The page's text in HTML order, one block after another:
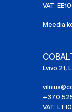
VAT:
Meedia
Lvivo 21,
+370
VAT: